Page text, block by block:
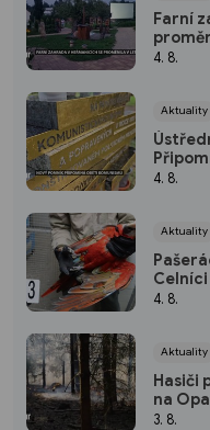
Farní
4. 8.
Aktuality
4. 8.
Aktuality
Celníci
4. 8.
Aktuality
Hasiči
na
3. 8.